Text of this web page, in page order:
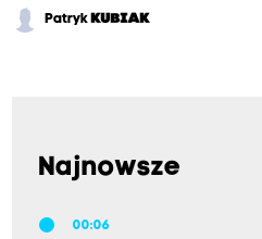
Patryk KUBIAK
Najnowsze
00:06